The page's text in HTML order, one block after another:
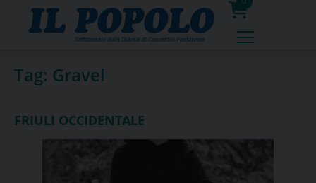
0
prodotti
Tag: Gravel
FRIULI OCCIDENTALE